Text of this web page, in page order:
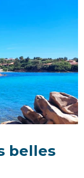
belles